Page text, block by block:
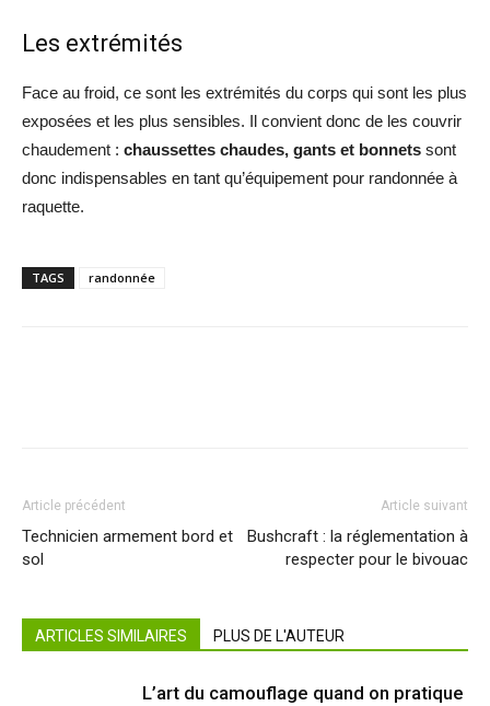
Les extrémités
Face au froid, ce sont les extrémités du corps qui sont les plus
exposées et les plus sensibles. Il convient donc de les couvrir
chaudement : chaussettes chaudes, gants et bonnets sont
donc indispensables en tant qu’équipement pour randonnée à
raquette.
TAGS randonnée
Article précédent
Technicien armement bord et
sol
Article suivant
Bushcraft : la réglementation à
respecter pour le bivouac
ARTICLES SIMILAIRES PLUS DE L'AUTEUR
L’art du camouflage quand on pratique